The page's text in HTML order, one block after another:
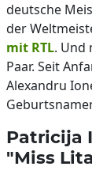
deutsche
der
mit RTL. Und
Paar. Seit
Alexandru
Patricija
"Miss